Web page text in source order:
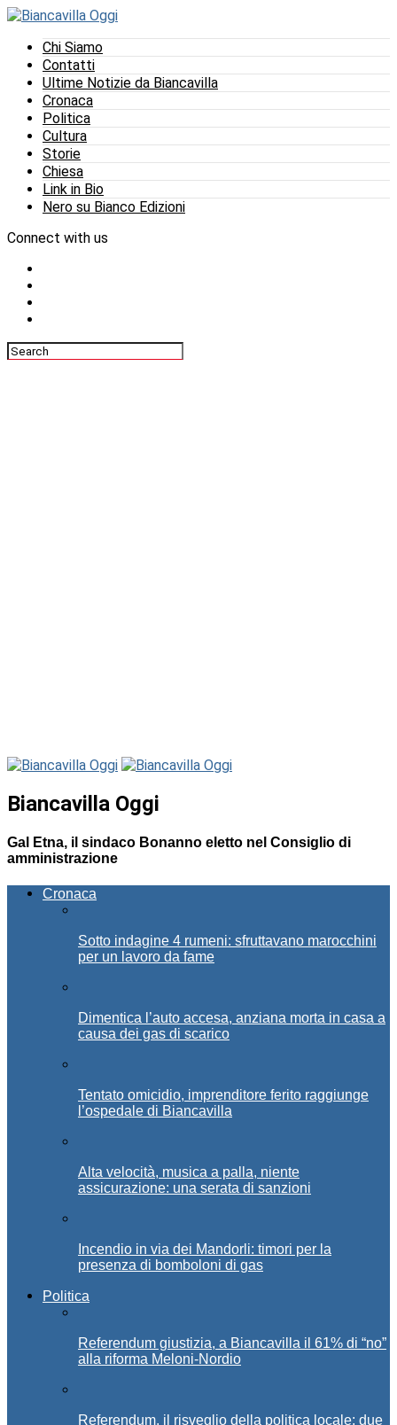
Chi Siamo
Contatti
Ultime Notizie da Biancavilla
Cronaca
Politica
Cultura
Storie
Chiesa
Link in Bio
Nero su Bianco Edizioni
Connect with us
Biancavilla Oggi
Gal Etna, il sindaco Bonanno eletto nel Consiglio di
amministrazione
Cronaca
Sotto indagine 4 rumeni: sfruttavano marocchini
per un lavoro da fame
Dimentica l’auto accesa, anziana morta in casa a
causa dei gas di scarico
Tentato omicidio, imprenditore ferito raggiunge
l’ospedale di Biancavilla
Alta velocità, musica a palla, niente
assicurazione: una serata di sanzioni
Incendio in via dei Mandorli: timori per la
presenza di bomboloni di gas
Politica
Referendum giustizia, a Biancavilla il 61% di “no”
alla riforma Meloni-Nordio
Referendum, il risveglio della politica locale: due